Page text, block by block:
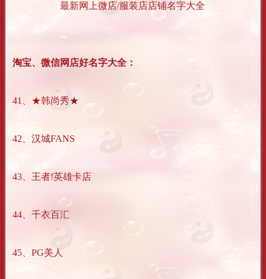
最新网上微店/服装店店铺名字大全
淘宝、微信网店好名字大全：
41、★韩尚秀★
42、汉城FANS
43、王者!英雄卡店
44、千衣百汇
45、PG美人